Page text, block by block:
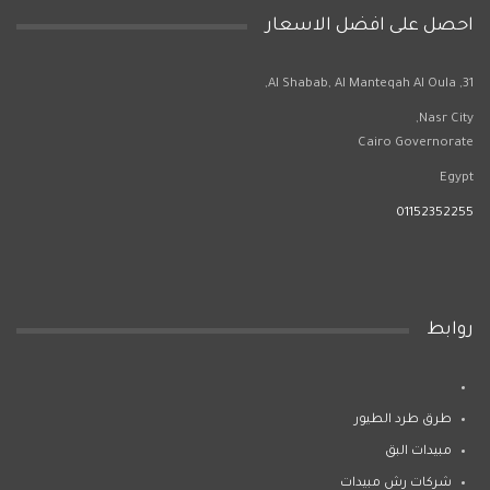
احصل على افضل الاسعار
31, Al Shabab, Al Manteqah Al Oula,
Nasr City,
Cairo Governorate
Egypt
01152352255
روابط
طرق طرد الطيور
مبيدات البق
شركات رش مبيدات